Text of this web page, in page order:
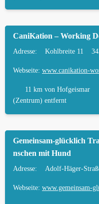
CaniKation – Working
Adresse: Kohlbreite 11
Webseite: www.canikation-
11 km von Hofgeismar
(Zentrum) entfernt
Gemeinsam-glücklich
nschen mit Hund
Adresse: Adolf-Häger-
Webseite: www.gemeinsam-